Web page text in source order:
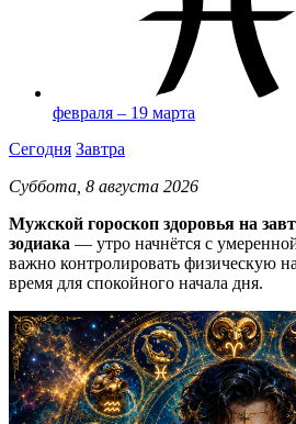
февраля – 19 марта
Сегодня Завтра
Суббота, 8 августа 2026
Мужской гороскоп здоровья на
зодиака — утро начнётся с
важно контролировать физическую
время для спокойного начала дня.